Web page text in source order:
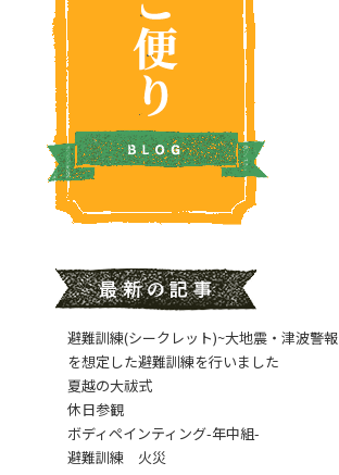
避難訓練(シークレット)~大地震・津波警報
を想定した避難訓練を行いました
夏越の大祓式
休日参観
ボディペインティング-年中組-
避難訓練 火災